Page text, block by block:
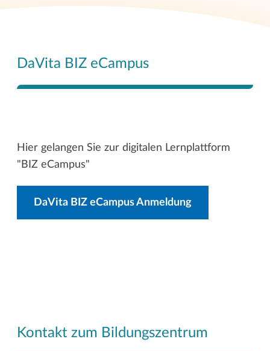
DaVita BIZ eCampus
Hier gelangen Sie zur digitalen Lernplattform
"BIZ eCampus"
DaVita BIZ eCampus Anmeldung
Kontakt zum Bildungszentrum